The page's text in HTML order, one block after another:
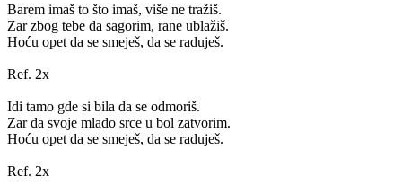
Barem imaš to što imaš, više ne tražiš.
Zar zbog tebe da sagorim, rane ublažiš.
Hoću opet da se smeješ, da se raduješ.
Ref. 2x
Idi tamo gde si bila da se odmoriš.
Zar da svoje mlado srce u bol zatvorim.
Hoću opet da se smeješ, da se raduješ.
Ref. 2x